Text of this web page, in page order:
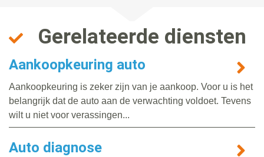
Gerelateerde diensten
Aankoopkeuring auto
Aankoopkeuring is zeker zijn van je aankoop. Voor u is het
belangrijk dat de auto aan de verwachting voldoet. Tevens
wilt u niet voor verassingen...
Auto diagnose